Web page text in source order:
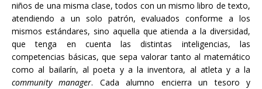
niños de una misma clase, todos con un mismo libro de texto,
atendiendo a un solo patrón, evaluados conforme a los
mismos estándares, sino aquella que atienda a la diversidad,
que tenga en cuenta las distintas inteligencias, las
competencias básicas, que sepa valorar tanto al matemático
como al bailarín, al poeta y a la inventora, al atleta y a la
community manager. Cada alumno encierra un tesoro y